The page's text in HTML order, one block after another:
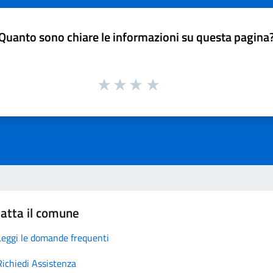
sono chiare le informazioni su questa
il comune
le domande frequenti
Assistenza